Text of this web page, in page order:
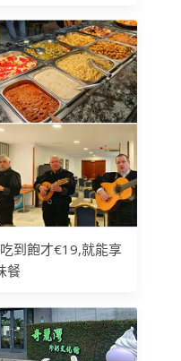
到飽才€19,就能享
餐